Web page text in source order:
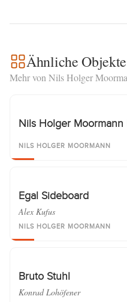
Ähnliche Objekte
Mehr von Nils Holger
Nils Holger Moormann
NILS HOLGER MOORMANN
Egal Sideboard
Alex Kufus
NILS HOLGER MOORMANN
Bruto Stuhl
Konrad Lohöfener